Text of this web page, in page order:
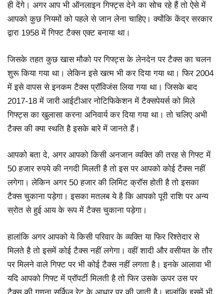
ही देंगे। अगर आप भी ऑनलाइन गिफ्ट्स देने का सोच रहे हैं तो ऐसे में
आपको कुछ नियमों को पहले से जान लेना चाहिए। क्योंकि केंद्र सरकार
द्वारा 1958 में गिफ्ट टैक्स एक्ट बनाया था।
जिसके तहत कुछ खास मौको पर गिफ्ट्स के लेनदेन पर टैक्स का चलन
शुरू किया गया था। लेकिन इसे खत्म भी कर दिया गया था। फिर 2004
में इसे वापस से इनकम टैक्स प्रॉविजंस लिया गया था। जिसके बाद
2017-18 में जारी आईटीआर नोटिफिकेशन में टैक्सपेयर्स को मिले
गिफ्ट्स का खुलासा करना अनिवार्य कर दिया गया था। तो चलिए अभी
टैक्स की क्या स्थति है इसके बारे में जानते हैं।
आपको बता दे, अगर आपको किसी अनजान व्यक्ति की तरह से गिफ्ट में
50 हजार रुपये की नगदी मिलती है तो इस पर आपको कोई टैक्स नहीं
लगेगा। लेकिन अगर 50 हजार की लिमिट क्रॉस होती है तो इसका
टैक्स चुकाना पड़ेगा। इसका मतलब ये है कि आपको पूरी राशि पर अन्य
स्रोत से हुई आय के रूप में टैक्स चुकाना पड़ेगा।
हालांकि अगर आपको ये किसी परिवार के व्यक्ति या फिर रिश्तेदार से
मिलते है तो इसमें कोई टैक्स नहीं लगेगा। वहीं शादी और वसीयत के तौर
पर मिलने वाले गिफ्ट पर भी कोई टैक्स नहीं लगता है। इनके आलावा भी
यदि आपको गिफ्ट में प्रॉपर्टी मिलती है तो फिर उसके ऊपर उस पर
टैक्स की गणना सर्किल रेट के आधार पर की जाती है। हालांकि इसमें भी